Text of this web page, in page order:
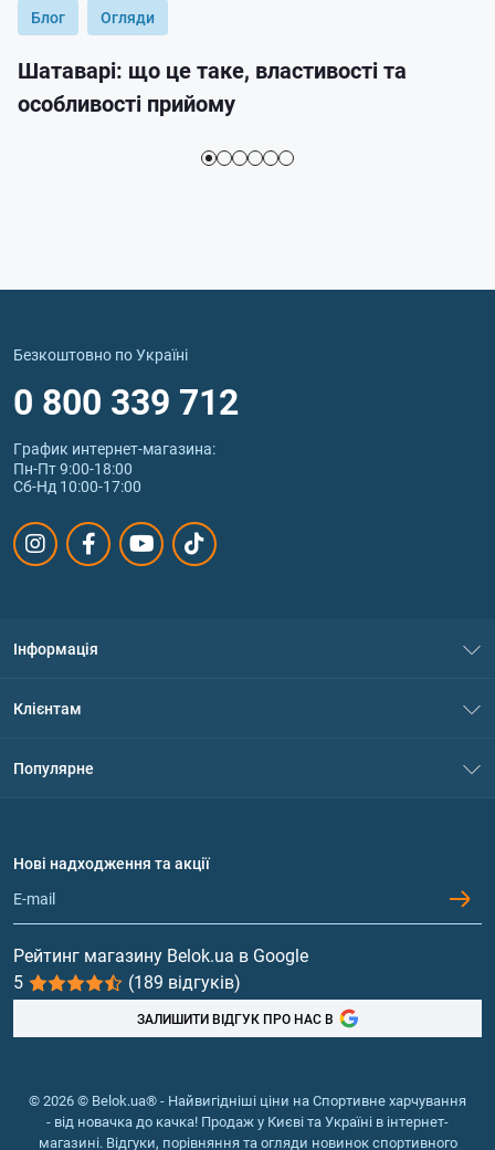
Блог Огляди
Шатаварі: що це таке, властивості та
особливості прийому
Безкоштовно по Україні
0 800 339 712
График интернет‑магазина:
Пн-Пт 9:00-18:00
Сб-Нд 10:00-17:00
Інформація
Політика конфіденційності
Обмін та повернення
Клієнтам
Популярне
Протеїн
Гейнери
Вітаміни та мінерали
Риб'ячий жир, жирні кислоти
Нові надходження та акції
Рейтинг магазину Belok.ua в Google
5
(189 відгуків)
ЗАЛИШИТИ ВІДГУК ПРО НАС В
© 2026 © Belok.ua® - Найвигідніші ціни на Спортивне харчування
- від новачка до качка! Продаж у Києві та Україні в інтернет-
магазині. Відгуки, порівняння та огляди новинок спортивного